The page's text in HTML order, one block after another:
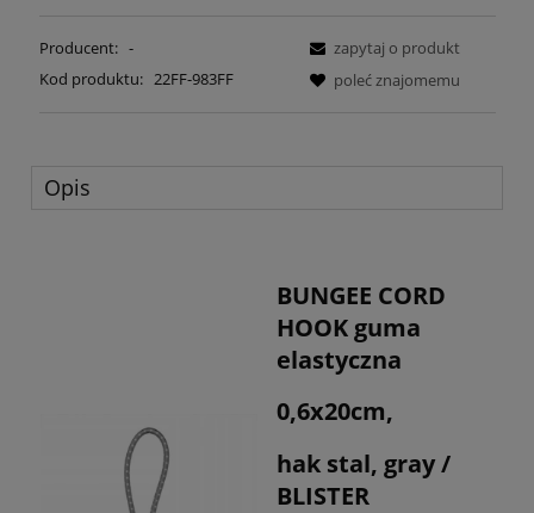
Producent: -
Kod produktu: 22FF-983FF
zapytaj o produkt
poleć znajomemu
Opis
BUNGEE CORD
HOOK guma
elastyczna
0,6x20cm,
hak stal, gray /
BLISTER